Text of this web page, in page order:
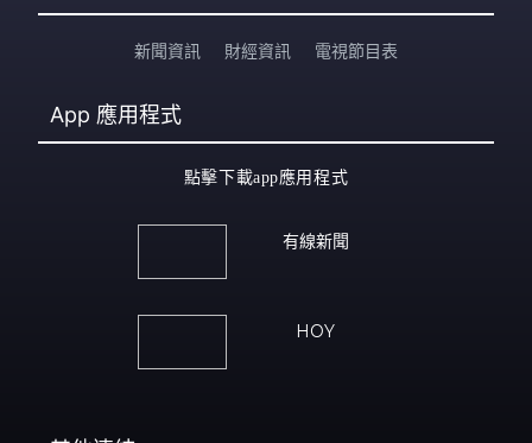
新聞資訊 財經資訊 電視節目表
App 應用程式
點擊下載app應用程式
有線新聞
HOY